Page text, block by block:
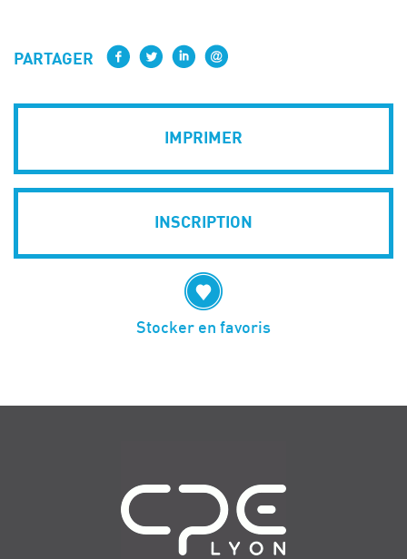
PARTAGER
IMPRIMER
INSCRIPTION
Stocker en favoris